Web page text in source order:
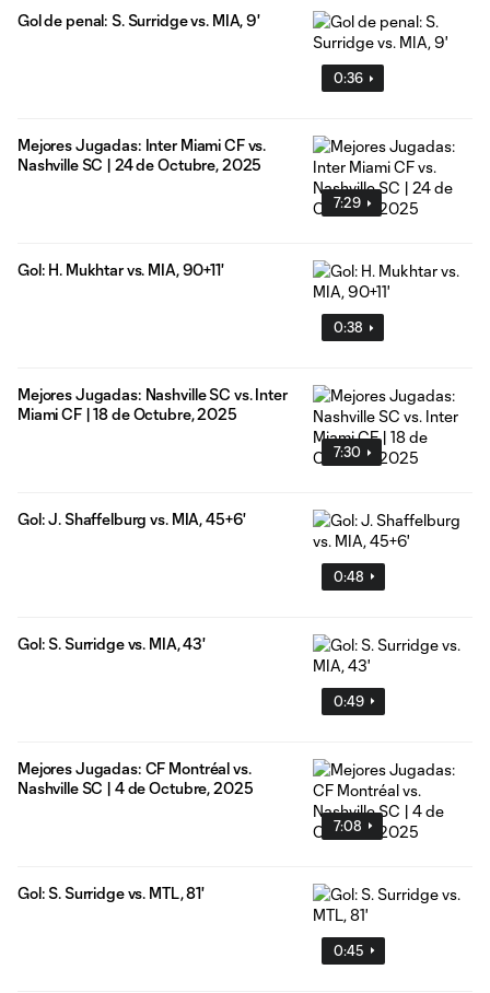
0:36
Gol de penal: S. Surridge vs. MIA, 9'
7:29
Mejores Jugadas: Inter Miami CF vs.
Nashville SC | 24 de Octubre, 2025
0:38
Gol: H. Mukhtar vs. MIA, 90+11'
7:30
Mejores Jugadas: Nashville SC vs. Inter
Miami CF | 18 de Octubre, 2025
0:48
Gol: J. Shaffelburg vs. MIA, 45+6'
0:49
Gol: S. Surridge vs. MIA, 43'
7:08
Mejores Jugadas: CF Montréal vs.
Nashville SC | 4 de Octubre, 2025
0:45
Gol: S. Surridge vs. MTL, 81'